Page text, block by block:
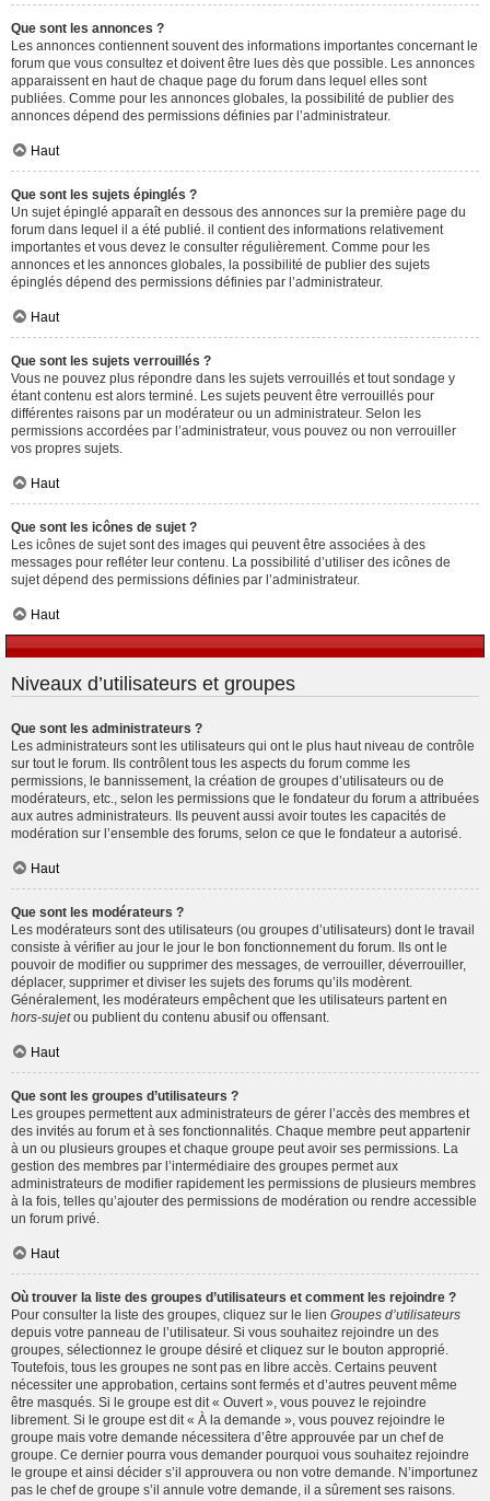
Que sont les annonces ?
Les annonces contiennent souvent des informations importantes concernant le
forum que vous consultez et doivent être lues dès que possible. Les annonces
apparaissent en haut de chaque page du forum dans lequel elles sont
publiées. Comme pour les annonces globales, la possibilité de publier des
annonces dépend des permissions définies par l’administrateur.
Haut
Que sont les sujets épinglés ?
Un sujet épinglé apparaît en dessous des annonces sur la première page du
forum dans lequel il a été publié. il contient des informations relativement
importantes et vous devez le consulter régulièrement. Comme pour les
annonces et les annonces globales, la possibilité de publier des sujets
épinglés dépend des permissions définies par l’administrateur.
Haut
Que sont les sujets verrouillés ?
Vous ne pouvez plus répondre dans les sujets verrouillés et tout sondage y
étant contenu est alors terminé. Les sujets peuvent être verrouillés pour
différentes raisons par un modérateur ou un administrateur. Selon les
permissions accordées par l’administrateur, vous pouvez ou non verrouiller
vos propres sujets.
Haut
Que sont les icônes de sujet ?
Les icônes de sujet sont des images qui peuvent être associées à des
messages pour refléter leur contenu. La possibilité d’utiliser des icônes de
sujet dépend des permissions définies par l’administrateur.
Haut
Niveaux d’utilisateurs et groupes
Que sont les administrateurs ?
Les administrateurs sont les utilisateurs qui ont le plus haut niveau de contrôle
sur tout le forum. Ils contrôlent tous les aspects du forum comme les
permissions, le bannissement, la création de groupes d’utilisateurs ou de
modérateurs, etc., selon les permissions que le fondateur du forum a attribuées
aux autres administrateurs. Ils peuvent aussi avoir toutes les capacités de
modération sur l’ensemble des forums, selon ce que le fondateur a autorisé.
Haut
Que sont les modérateurs ?
Les modérateurs sont des utilisateurs (ou groupes d’utilisateurs) dont le travail
consiste à vérifier au jour le jour le bon fonctionnement du forum. Ils ont le
pouvoir de modifier ou supprimer des messages, de verrouiller, déverrouiller,
déplacer, supprimer et diviser les sujets des forums qu’ils modèrent.
Généralement, les modérateurs empêchent que les utilisateurs partent en
hors-sujetou publient du contenu abusif ou offensant.
Haut
Que sont les groupes d’utilisateurs ?
Les groupes permettent aux administrateurs de gérer l’accès des membres et
des invités au forum et à ses fonctionnalités. Chaque membre peut appartenir
à un ou plusieurs groupes et chaque groupe peut avoir ses permissions. La
gestion des membres par l’intermédiaire des groupes permet aux
administrateurs de modifier rapidement les permissions de plusieurs membres
à la fois, telles qu’ajouter des permissions de modération ou rendre accessible
un forum privé.
Haut
Où trouver la liste des groupes d’utilisateurs et comment les rejoindre ?
Pour consulter la liste des groupes, cliquez sur le lien Groupes d’utilisateurs
depuis votre panneau de l’utilisateur. Si vous souhaitez rejoindre un des
groupes, sélectionnez le groupe désiré et cliquez sur le bouton approprié.
Toutefois, tous les groupes ne sont pas en libre accès. Certains peuvent
nécessiter une approbation, certains sont fermés et d’autres peuvent même
être masqués. Si le groupe est dit « Ouvert », vous pouvez le rejoindre
librement. Si le groupe est dit « À la demande », vous pouvez rejoindre le
groupe mais votre demande nécessitera d’être approuvée par un chef de
groupe. Ce dernier pourra vous demander pourquoi vous souhaitez rejoindre
le groupe et ainsi décider s’il approuvera ou non votre demande. N’importunez
pas le chef de groupe s’il annule votre demande, il a sûrement ses raisons.